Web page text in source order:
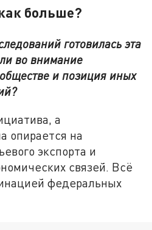
больше?
готовилась эта
во внимание
и позиция иных
а
опирается на
экспорта и
связей. Всё
федеральных